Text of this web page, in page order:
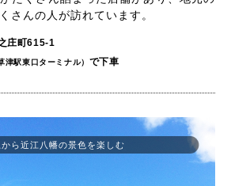
さんの人が訪れています。
庄町615-1
津駅東口ターミナル） で下車
ら近江八幡の景色を楽しむ